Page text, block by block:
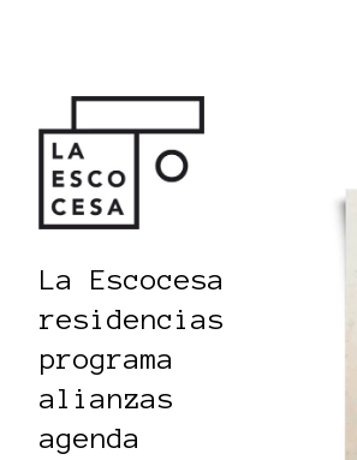
La Escocesa
residencias
programa
alianzas
agenda